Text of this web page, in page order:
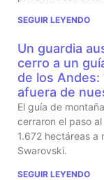
SEGUIR LEYENDO
Un guardia
cerro a un
de los Andes:
afuera de
El guía de
cerraron el paso
1.672 hectáreas a
Swarovski.
SEGUIR LEYENDO